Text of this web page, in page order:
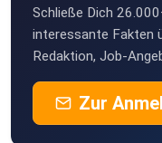
Schließe Dich
interessante Fakten
Redaktion, Job-
Zur